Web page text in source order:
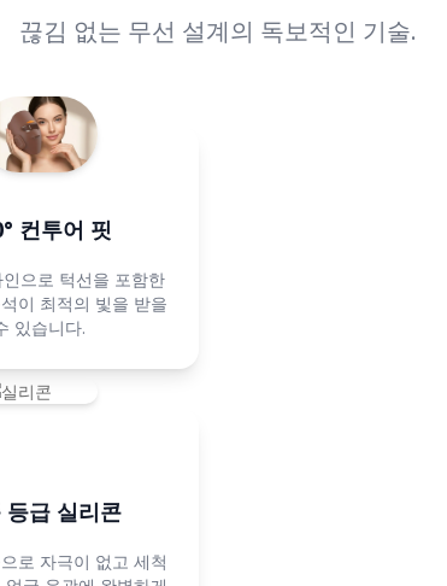
끊김 없는 무선 설계의 독보적인 기술.
컨투어 핏
으로 턱선을 포함한
이 최적의 빛을 받을
있습니다.
등급 실리콘
로 자극이 없고 세척